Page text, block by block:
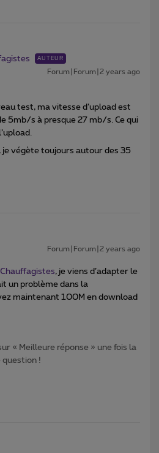
AUTEUR
Forum|Forum|2 years ago
test, ma vitesse d’upload est
5mb/s à presque 27 mb/s. Ce qui
je végète toujours autour des 35
Forum|Forum|2 years ago
, je viens d’adapter le
un problème dans la
maintenant 100M en download
« Meilleure réponse » une fois la
question !